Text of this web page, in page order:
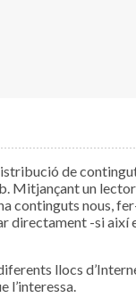
de
Mitjançant un
continguts nous,
directament -si així
llocs
l’interessa.